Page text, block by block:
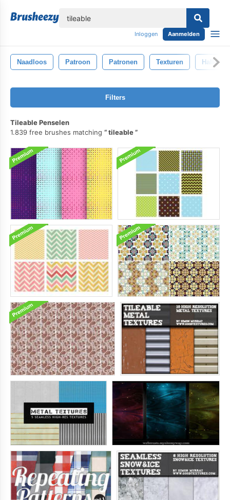
Inloggen Aanmelden
Naadloos Patroon Patronen Texturen
Filters
Tileable Penselen
1.839 free brushes matching
tileable